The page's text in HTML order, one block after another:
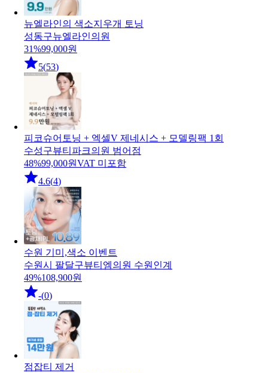
뉴엘라인의 색소지우개 토닝
성동구뉴엘라인의원
31%99,000원
5(53)
피코슈어토닝 + 엑셀V 제네시스 + 모델링팩 1회
수성구뷰티파크의원 범어점
48%99,000원VAT 미포함
4.6(4)
수원 기미,색소 이벤트
수원시 팔달구뷰티엠의원 수원인계
49%108,900원
-(0)
점잡티 제거